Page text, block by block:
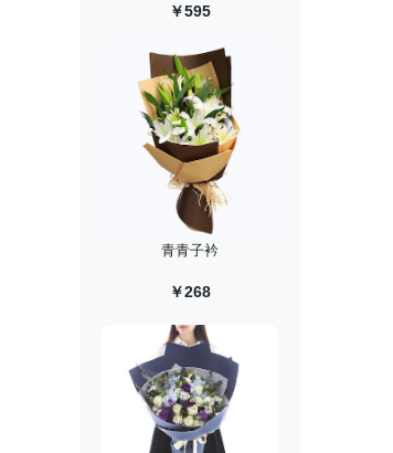
￥595
青青子衿
￥268